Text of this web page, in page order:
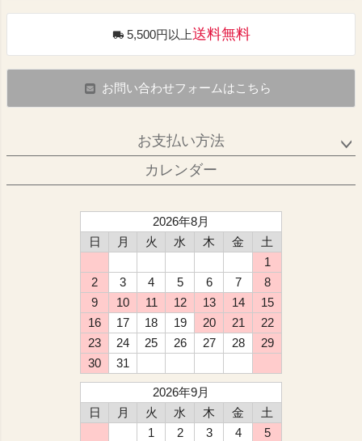
5,500円以上送料無料
お問い合わせフォームはこちら
お支払い方法
カレンダー
2026年8月
日
月 火 水 木 金
土
1
2
3 4 5 6 7
8
9
10 11 12 13 14
15
16
17 18 19 20 21
22
23
24 25 26 27 28
29
30
31
2026年9月
日
月 火 水 木 金
土
1
2 3 4
5